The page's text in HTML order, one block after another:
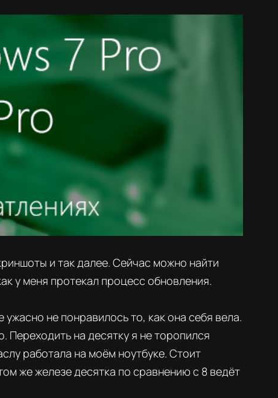
и так далее. Сейчас можно найти
у меня протекал процесс обновления.
ужасно не понравилось то, как она себя вела.
на десятку я не торопился
работала на моём ноутбуке. Стоит
же железе десятка по сравнению с 8 ведёт